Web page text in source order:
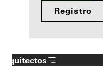
Registro
Arquitectos